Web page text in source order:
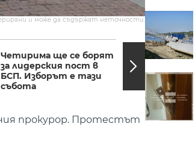
и може да съдържат неточности.
Четирима ще се борят
за лидерския пост в
БСП. Изборът е тази
събота
19:00, 10.09.2020
прокурор. Протестът